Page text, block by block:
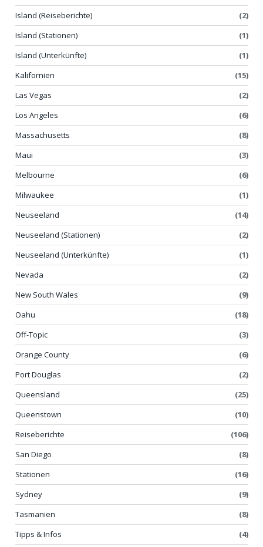
Island (Reiseberichte)
(2)
Island (Stationen)
(1)
Island (Unterkünfte)
(1)
Kalifornien
(15)
Las Vegas
(2)
Los Angeles
(6)
Massachusetts
(8)
Maui
(3)
Melbourne
(6)
Milwaukee
(1)
Neuseeland
(14)
Neuseeland (Stationen)
(2)
Neuseeland (Unterkünfte)
(1)
Nevada
(2)
New South Wales
(9)
Oahu
(18)
Off-Topic
(3)
Orange County
(6)
Port Douglas
(2)
Queensland
(25)
Queenstown
(10)
Reiseberichte
(106)
San Diego
(8)
Stationen
(16)
Sydney
(9)
Tasmanien
(8)
Tipps & Infos
(4)